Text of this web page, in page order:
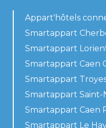
Appart'hôtels
Smartappart
Smartappart
Smartappart Caen
Smartappart
Smartappart Saint-
Smartappart Caen
Smartappart Le